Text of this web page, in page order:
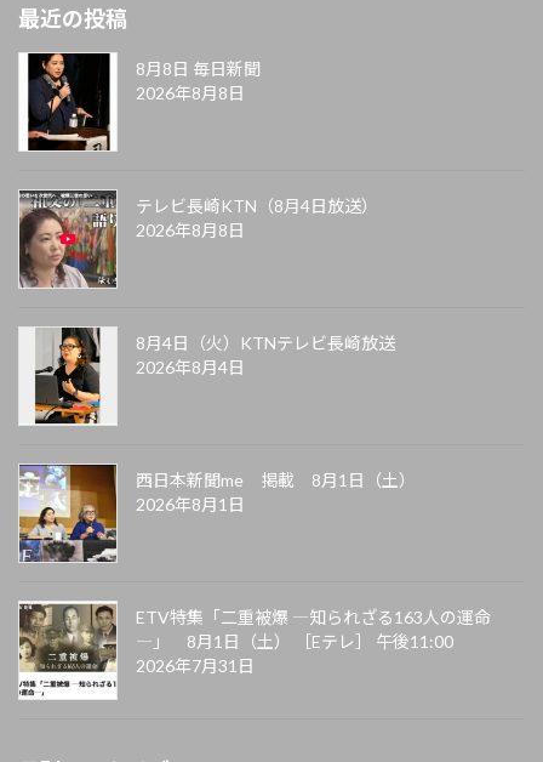
最近の投稿
8月8日 毎日新聞
2026年8月8日
テレビ長崎KTN（8月4日放送）
2026年8月8日
8月4日（火）KTNテレビ長崎放送
2026年8月4日
西日本新聞me 掲載 8月1日（土）
2026年8月1日
ETV特集「二重被爆 ―知られざる163人の運命
―」 8月1日（土） ［Eテレ］ 午後11:00
2026年7月31日